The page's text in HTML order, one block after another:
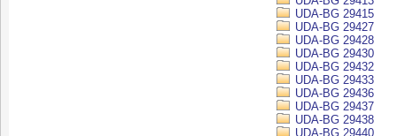
UDA-BG 29415
UDA-BG 29427
UDA-BG 29428
UDA-BG 29430
UDA-BG 29432
UDA-BG 29433
UDA-BG 29436
UDA-BG 29437
UDA-BG 29438
UDA-BG 29440